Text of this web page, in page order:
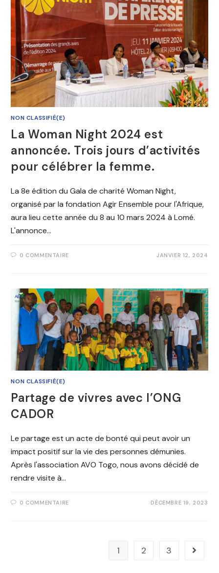
NON CLASSIFIÉ(E)
La Woman Night 2024 est
annoncée. Trois jours d’activités
pour célébrer la femme.
La 8e édition du Gala de charité Woman Night,
organisé par la fondation Agir Ensemble pour l'Afrique,
aura lieu cette année du 8 au 10 mars 2024 à Lomé.
L'annonce…
0 COMMENTAIRE JANVIER 12, 2024
NON CLASSIFIÉ(E)
Partage de vivres avec l’ONG
CADOR
Le partage est un acte de bonté qui peut avoir un
impact positif sur la vie des personnes démunies.
Après l'association AVO Togo, nous avons décidé de
rendre visite à…
0 COMMENTAIRE DÉCEMBRE 19, 2023
1 2 3